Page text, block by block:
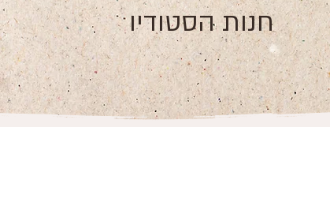
חנות הסטודיו